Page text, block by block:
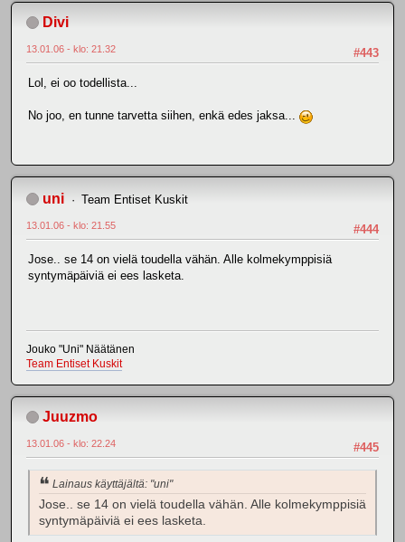
Divi
#443
13.01.06 - klo: 21.32
Lol, ei oo todellista...
No joo, en tunne tarvetta siihen, enkä edes jaksa...
uni Team Entiset Kuskit
#444
13.01.06 - klo: 21.55
Jose.. se 14 on vielä toudella vähän. Alle kolmekymppisiä
syntymäpäiviä ei ees lasketa.
Jouko "Uni" Näätänen
Team Entiset Kuskit
Juuzmo
#445
13.01.06 - klo: 22.24
Lainaus käyttäjältä: "uni"
Jose.. se 14 on vielä toudella vähän. Alle kolmekymppisiä
syntymäpäiviä ei ees lasketa.